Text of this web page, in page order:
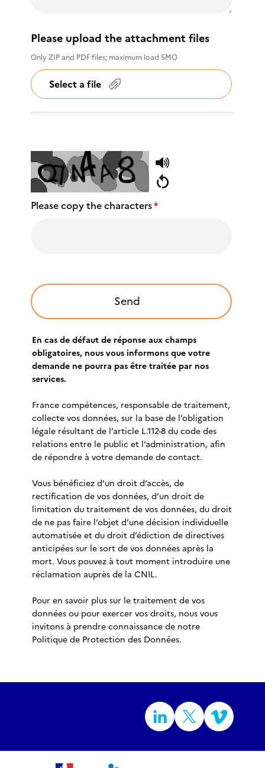
Please upload the attachment files
Select a file
Only ZIP and PDF files; maximum load 5MO
Please copy the characters*
En cas de défaut de réponse aux champs
obligatoires, nous vous informons que votre
demande ne pourra pas être traitée par nos
services.
France compétences, responsable de traitement,
collecte vos données, sur la base de l’obligation
légale résultant de l’article L.112-8 du code des
relations entre le public et l’administration, afin
de répondre à votre demande de contact.
Vous bénéficiez d’un droit d’accès, de
rectification de vos données, d’un droit de
limitation du traitement de vos données, du droit
de ne pas faire l’objet d’une décision individuelle
automatisée et du droit d’édiction de directives
anticipées sur le sort de vos données après la
mort. Vous pouvez à tout moment introduire une
réclamation auprès de la CNIL.
Pour en savoir plus sur le traitement de vos
données ou pour exercer vos droits, nous vous
invitons à prendre connaissance de notre
Politique de Protection des Données.